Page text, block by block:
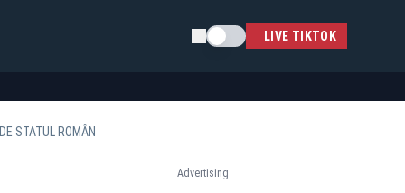
Schimba temaLIVE TIKTOK
STATUL ROMÂN
Advertising